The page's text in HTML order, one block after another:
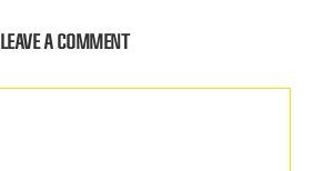
LEAVE A COMMENT